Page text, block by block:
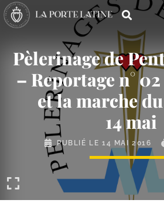
Pèlerinage de
– Reportage n°
et la marche
14 mai
PUBLIÉ LE 14 MAI 2016